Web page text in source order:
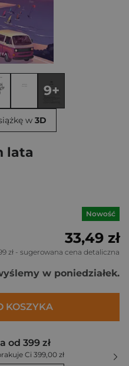
lata
9+
w 3D
Nowość
33,49 zł
zł - sugerowana cena detaliczna
w poniedziałek.
KOSZYKA
od 399 zł
Ci 399,00 zł